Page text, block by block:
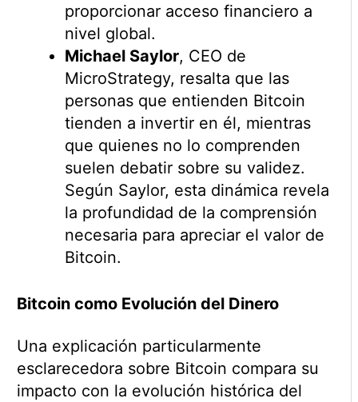
proporcionar acceso financiero a
nivel global.
Michael Saylor, CEO de
MicroStrategy, resalta que las
personas que entienden Bitcoin
tienden a invertir en él, mientras
que quienes no lo comprenden
suelen debatir sobre su validez.
Según Saylor, esta dinámica revela
la profundidad de la comprensión
necesaria para apreciar el valor de
Bitcoin.
Bitcoin como Evolución del Dinero
Una explicación particularmente
esclarecedora sobre Bitcoin compara su
impacto con la evolución histórica del